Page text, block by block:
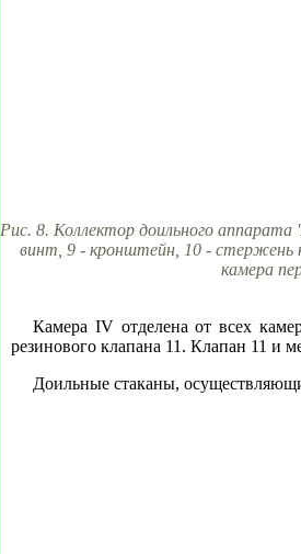
Рис. 8. Коллектор доильного
винт, 9 - кронштейн, 10 - стержень
камера
Камера IV отделена от всех
резинового клапана 11. Клапан 11 и
Доильные стаканы,